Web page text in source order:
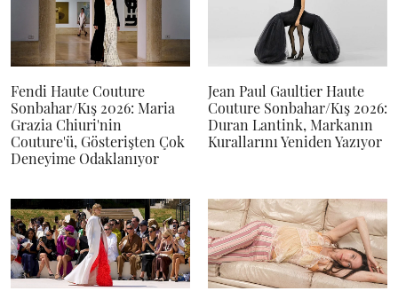
Fendi Haute Couture
Sonbahar/Kış 2026: Maria
Grazia Chiuri'nin
Couture'ü, Gösterişten Çok
Deneyime Odaklanıyor
Jean Paul Gaultier Haute
Couture Sonbahar/Kış 2026:
Duran Lantink, Markanın
Kurallarını Yeniden Yazıyor